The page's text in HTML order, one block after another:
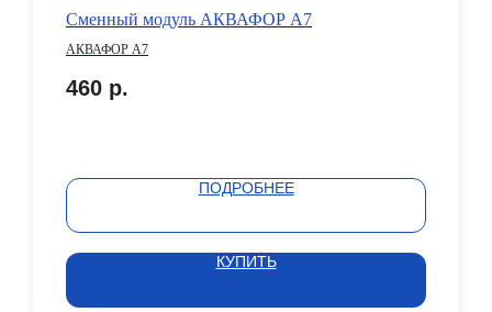
Сменный модуль АКВАФОР А7
АКВАФОР А7
460 р.
ПОДРОБНЕЕ
КУПИТЬ